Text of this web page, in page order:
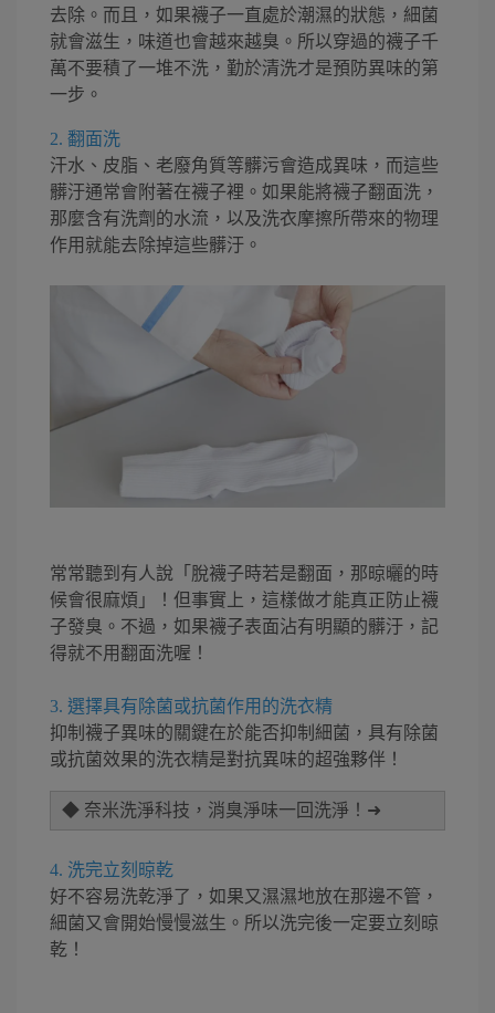
去除。而且，如果襪子一直處於潮濕的狀態，細菌
就會滋生，味道也會越來越臭。所以穿過的襪子千
萬不要積了一堆不洗，勤於清洗才是預防異味的第
一步。
2. 翻面洗
汗水、皮脂、老廢角質等髒污會造成異味，而這些
髒汙通常會附著在襪子裡。如果能將襪子翻面洗，
那麼含有洗劑的水流，以及洗衣摩擦所帶來的物理
作用就能去除掉這些髒汙。
常常聽到有人說「脫襪子時若是翻面，那晾曬的時
候會很麻煩」！但事實上，這樣做才能真正防止襪
子發臭。不過，如果襪子表面沾有明顯的髒汙，記
得就不用翻面洗喔！
3. 選擇具有除菌或抗菌作用的洗衣精
抑制襪子異味的關鍵在於能否抑制細菌，具有除菌
或抗菌效果的洗衣精是對抗異味的超強夥伴！
◆ 奈米洗淨科技，消臭淨味一回洗淨！➜
4. 洗完立刻晾乾
好不容易洗乾淨了，如果又濕濕地放在那邊不管，
細菌又會開始慢慢滋生。所以洗完後一定要立刻晾
乾！